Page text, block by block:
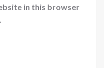
in this browser